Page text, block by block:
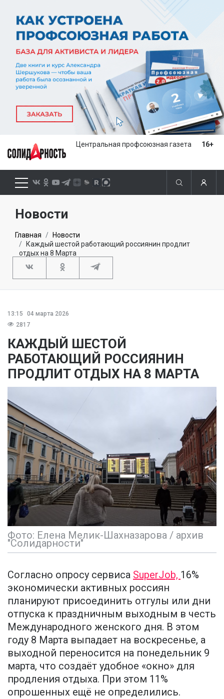
Центральная профсоюзная газета 16+
Новости
Главная
Новости
Каждый шестой работающий россиянин продлит
отдых на 8 Марта
13:15
04 марта 2026
2817
КАЖДЫЙ ШЕСТОЙ
РАБОТАЮЩИЙ РОССИЯНИН
ПРОДЛИТ ОТДЫХ НА 8 МАРТА
Фото: Елена Мелик-Шахназарова / архив
"Солидарности"
Согласно опросу сервиса SuperJob, 16%
экономически активных россиян
планируют присоединить отгулы или дни
отпуска к праздничным выходным в честь
Международного женского дня. В этом
году 8 Марта выпадает на воскресенье, а
выходной переносится на понедельник 9
марта, что создаёт удобное «окно» для
продления отдыха. При этом 11%
опрошенных ещё не определились.